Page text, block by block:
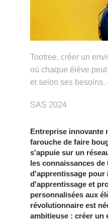
Tootree, créer un
où chaque élève
et selon ses besoins.
SAS 2024
Entreprise innovante
farouche de faire
s'appuie sur un
les connaissances
d'apprentissage
d'apprentissage et
personnalisées aux
révolutionnaire est
ambitieuse : créer un